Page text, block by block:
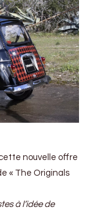
nouvelle offre
« The Originals
à l’idée de